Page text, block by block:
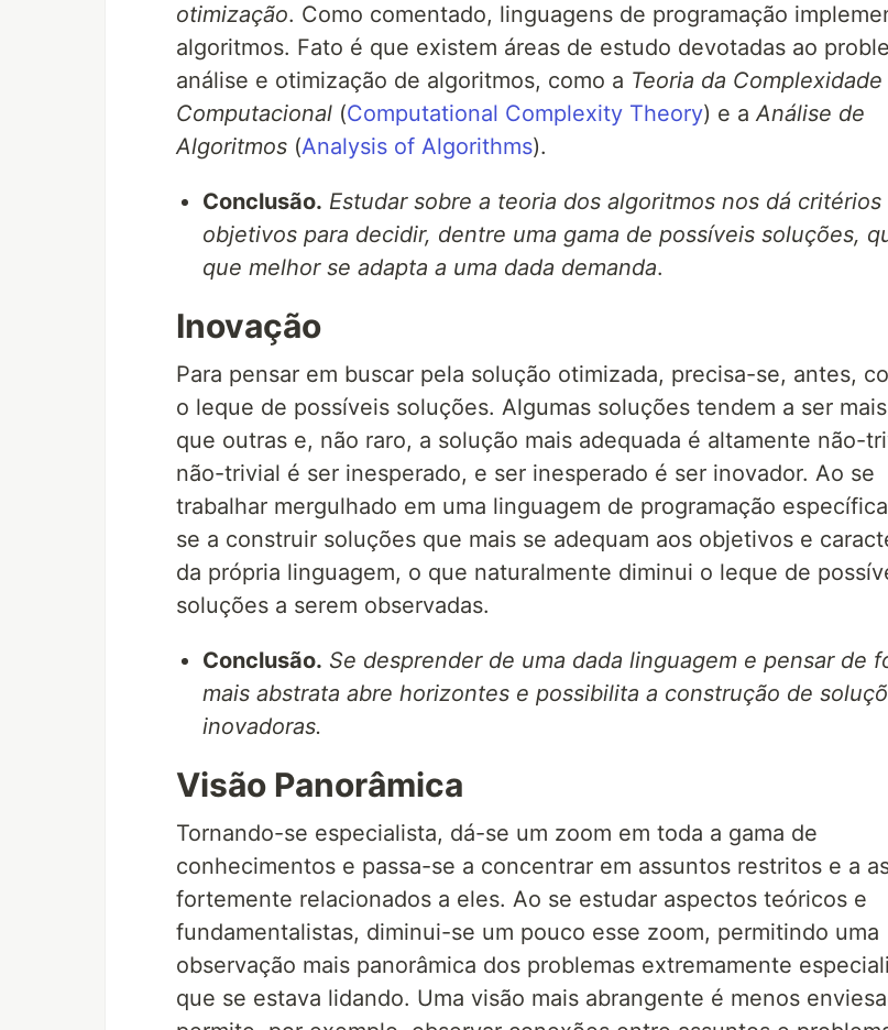
otimização. Como comentado, linguagens de programação
algoritmos. Fato é que existem áreas de estudo devotadas ao
análise e otimização de algoritmos, como a Teoria da Complexidade
Computacional (Computational Complexity Theory) e aAnálise de
Algoritmos (Analysis of Algorithms).
Conclusão. Estudar sobre a teoria dos algoritmos nos dá critérios
objetivos para decidir, dentre uma gama de possíveis soluções,
que melhor se adapta a uma dada demanda.
Inovação
Para pensar em buscar pela solução otimizada, precisa-se, antes,
o leque de possíveis soluções. Algumas soluções tendem a ser
que outras e, não raro, a solução mais adequada é altamente não-
não-trivial é ser inesperado, e ser inesperado é ser inovador. Ao se
trabalhar mergulhado em uma linguagem de programação
se a construir soluções que mais se adequam aos objetivos e
da própria linguagem, o que naturalmente diminui o leque de
soluções a serem observadas.
Conclusão. Se desprender de uma dada linguagem e pensar de
mais abstrata abre horizontes e possibilita a construção de
inovadoras.
Visão Panorâmica
Tornando-se especialista, dá-se um zoom em toda a gama de
conhecimentos e passa-se a concentrar em assuntos restritos e a
fortemente relacionados a eles. Ao se estudar aspectos teóricos e
fundamentalistas, diminui-se um pouco esse zoom, permitindo uma
observação mais panorâmica dos problemas extremamente
que se estava lidando. Uma visão mais abrangente é menos